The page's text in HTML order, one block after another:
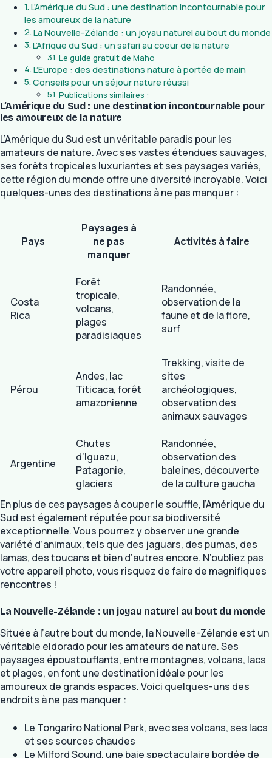
L’Amérique du Sud : une destination incontournable pour
les amoureux de la nature
La Nouvelle-Zélande : un joyau naturel au bout du monde
L’Afrique du Sud : un safari au coeur de la nature
Le guide gratuit de Maho
L’Europe : des destinations nature à portée de main
Conseils pour un séjour nature réussi
Publications similaires :
L’Amérique du Sud : une destination incontournable pour
les amoureux de la nature
L’Amérique du Sud est un véritable paradis pour les
amateurs de nature. Avec ses vastes étendues sauvages,
ses forêts tropicales luxuriantes et ses paysages variés,
cette région du monde offre une diversité incroyable. Voici
quelques-unes des destinations à ne pas manquer :
Pays
Paysages à
ne pas
manquer
Activités à faire
Costa
Rica
Forêt
tropicale,
volcans,
plages
paradisiaques
Randonnée,
observation de la
faune et de la flore,
surf
Pérou
Andes, lac
Titicaca, forêt
amazonienne
Trekking, visite de
sites
archéologiques,
observation des
animaux sauvages
Argentine
Chutes
d’Iguazu,
Patagonie,
glaciers
Randonnée,
observation des
baleines, découverte
de la culture gaucha
En plus de ces paysages à couper le souffle, l’Amérique du
Sud est également réputée pour sa biodiversité
exceptionnelle. Vous pourrez y observer une grande
variété d’animaux, tels que des jaguars, des pumas, des
lamas, des toucans et bien d’autres encore. N’oubliez pas
votre appareil photo, vous risquez de faire de magnifiques
rencontres !
La Nouvelle-Zélande : un joyau naturel au bout du monde
Située à l’autre bout du monde, la Nouvelle-Zélande est un
véritable eldorado pour les amateurs de nature. Ses
paysages époustouflants, entre montagnes, volcans, lacs
et plages, en font une destination idéale pour les
amoureux de grands espaces. Voici quelques-uns des
endroits à ne pas manquer :
Le Tongariro National Park, avec ses volcans, ses lacs
et ses sources chaudes
Le Milford Sound, une baie spectaculaire bordée de